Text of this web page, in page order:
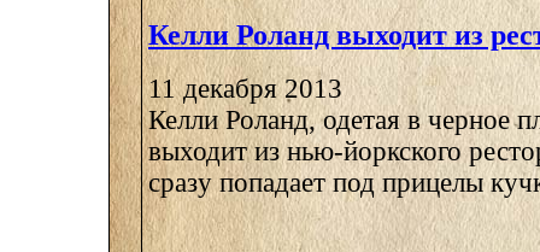
Келли Роланд выходит из
11 декабря 2013
Келли Роланд, одетая в черное
выходит из нью-йоркского
сразу попадает под прицелы